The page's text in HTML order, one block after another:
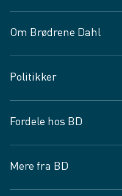
Om Brødrene Dahl
Vagttelefon 30 10 89 89
Spørgsmål og svar
Job og karriere
Fødevarekontrolrapport
Politikker
Privatlivspolitik
Cookies
Vilkår og betingelser
Fordele hos BD
BD app
BD.dk services
Mere fra BD